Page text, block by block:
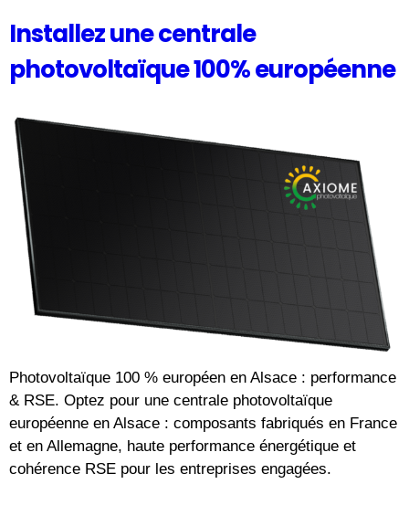
Installez une centrale
photovoltaïque 100% européenne
Photovoltaïque 100 % européen en Alsace : performance
& RSE. Optez pour une centrale photovoltaïque
européenne en Alsace : composants fabriqués en France
et en Allemagne, haute performance énergétique et
cohérence RSE pour les entreprises engagées.